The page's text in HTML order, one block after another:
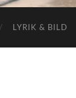
LYRIK & BILD